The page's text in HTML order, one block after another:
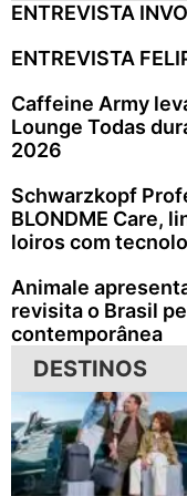
ENTREVISTA
ENTREVISTA
Caffeine Army
Lounge Todas
2026
Schwarzkopf
BLONDME Care,
loiros com
Animale
revisita o Brasil
contemporânea
DESTINOS